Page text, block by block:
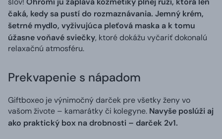
čaká, kedy sa pustí do rozmaznávania. Jemný krém,
šetrné mydlo, vyživujúca pleťová maska a k tomu
úžasne voňavé sviečky, ktoré dokážu vyčariť dokonalú
relaxačnú atmosféru.
Prekvapenie s nápadom
Giftboxeo je výnimočný darček pre všetky ženy vo
vašom živote – kamarátky či kolegyne. Navyše poslúži aj
ako praktický box na drobnosti – darček 2v1.